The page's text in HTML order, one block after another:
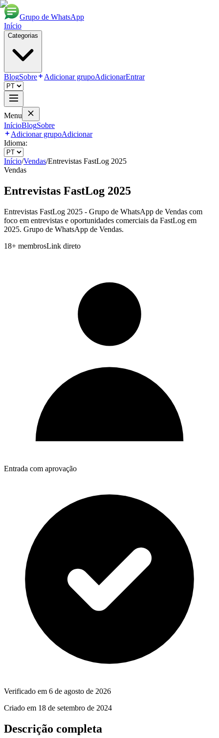
Grupo de WhatsApp
Início
Categorias
BlogSobre Adicionar grupoAdicionarEntrar
Menu
InícioBlogSobre
Adicionar grupoAdicionar
Idioma:
Início/Vendas/Entrevistas FastLog 2025
Vendas
Entrevistas FastLog 2025
Entrevistas FastLog 2025 - Grupo de WhatsApp de Vendas com
foco em entrevistas e oportunidades comerciais da FastLog em
2025. Grupo de WhatsApp de Vendas.
18+ membrosLink direto
Entrada com aprovação
Verificado em 6 de agosto de 2026
Criado em 18 de setembro de 2024
Descrição completa